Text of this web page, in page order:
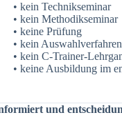
• kein Technikseminar
• kein Methodikseminar
• keine Prüfung
• kein Auswahlverfahren
• kein C-Trainer-
• keine Ausbildung im
und